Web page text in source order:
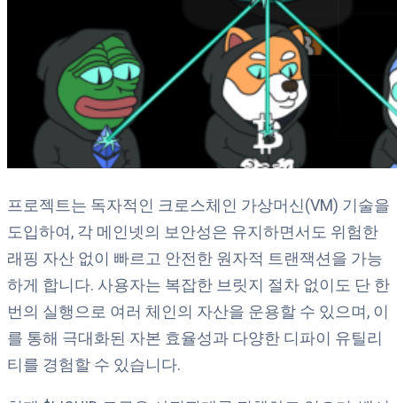
프로젝트는 독자적인 크로스체인 가상머신(VM) 기술을
도입하여, 각 메인넷의 보안성은 유지하면서도 위험한
래핑 자산 없이 빠르고 안전한 원자적 트랜잭션을 가능
하게 합니다. 사용자는 복잡한 브릿지 절차 없이도 단 한
번의 실행으로 여러 체인의 자산을 운용할 수 있으며, 이
를 통해 극대화된 자본 효율성과 다양한 디파이 유틸리
티를 경험할 수 있습니다.